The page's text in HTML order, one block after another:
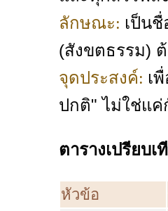
ลักษณะ: เป็น
(สังขตธรรม)
จุดประสงค์: เ
ปกติ" ไม่ใช่แค่
ตารางเปรียบ
หัวข้อ